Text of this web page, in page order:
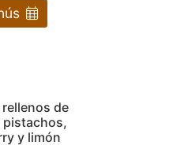
de
pistachos,
y limón